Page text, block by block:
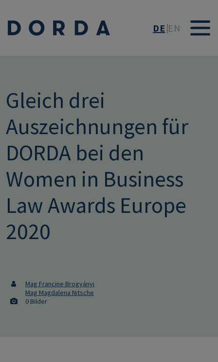
DE EN
Gleich drei
Auszeichnungen für
DORDA bei den
Women in Business
Law Awards Europe
2020
Mag Francine Brogyányi
Mag Magdalena Nitsche
0 Bilder